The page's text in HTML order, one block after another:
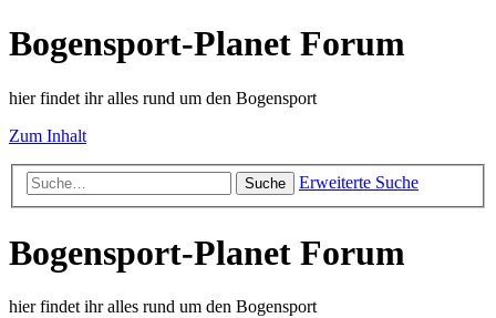
Bogensport-Planet Forum
hier findet ihr alles rund um den Bogensport
Zum Inhalt
Suche Erweiterte Suche
Bogensport-Planet Forum
hier findet ihr alles rund um den Bogensport